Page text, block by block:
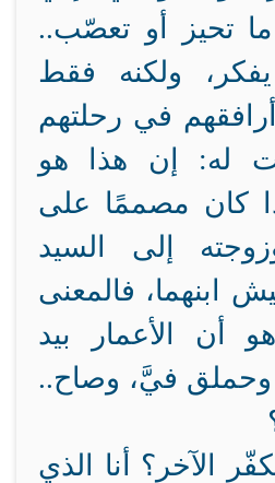
ما تحيز أو تعصّب..
ولكنه فقط
في رحلتهم
له: إن هذا هو
كان مصممًا على
إلى السيد
ابنهما، فالمعنى
أن الأعمار بيد
وحملق فيَّ، وصاح..
الآخر؟ أنا الذي